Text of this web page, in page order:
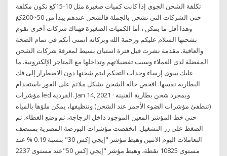
تكلفة الشحن الجوي إذا كانت كميات صغيرة مثل 10-15كغ تكون مكلفة
حتى الشركات التي تشحن بالجملة فالشحن عندهم يبدأ من 50~200كغ
وهذا أقل ما يمكن ، أما الكميات الصغيرة فهناك شركات أخرى تقوم
بشحنها السلام عليكم ورحمة الله وبركاته اتمنى أنكم في تمام الصحة
والعافية. مقدمة نشرت قبل فترة استبان بسيط لمعرفة شركات الشحن
المفضلة لدى العملاء وسبب تفضيلاتهم وتداخلها مع المتاجر الإلكترونية. ما
عليك سوى إرساء وحدات التحكم ليتم شحنها دون الاضطرار إلى فك
البطارية نفسها. افحص حالة الشحن بشكل ملائم على الفور باستخدام
مؤشرات led الفردية. Jan 14, 2021 · وبمجرد شحن بطارية القنينة
(تنطفئ مؤشرات الضوء الأحمر عند الشحن) وتنظيفها، يمكن ملؤها بالمياه
حتى خط المؤشر المعين الموجود داخل الزجاجة، ثم وضع الغطاء، ثم
الضغط على زر التشغيل. انخفضت مؤشرات البورصة المصرية بمنتصف
التعاملات اليوم الاثنين وهبط مؤشر "إيجي إكس 30" بنسبة 0.19 % عند
مستوى 10825 نقطة، وهبط مؤشر "إيجي إكس 50"عند مستوى 2237